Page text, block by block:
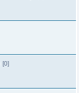
[0]